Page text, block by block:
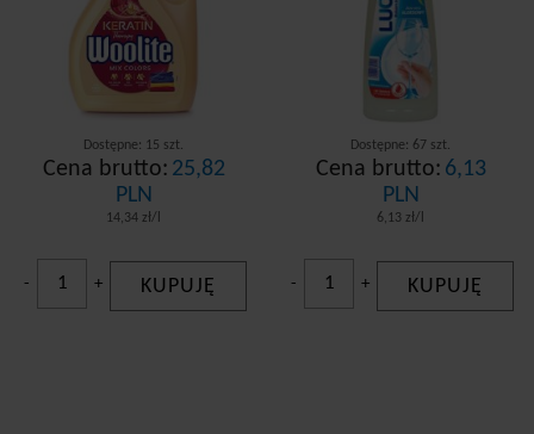
Dostępne: 15 szt.
Cena brutto: 25,82
PLN
14,34 zł/l
- + KUPUJĘ
Dostępne: 67 szt.
Cena brutto: 6,13
PLN
6,13 zł/l
- + KUPUJĘ